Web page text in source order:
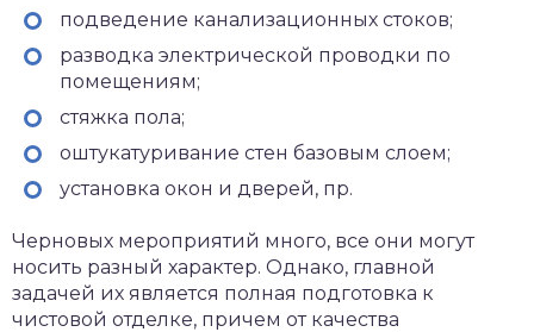
подведение канализационных стоков;
разводка электрической проводки по
помещениям;
стяжка пола;
оштукатуривание стен базовым слоем;
установка окон и дверей, пр.
Черновых мероприятий много, все они могут
носить разный характер. Однако, главной
задачей их является полная подготовка к
чистовой отделке, причем от качества